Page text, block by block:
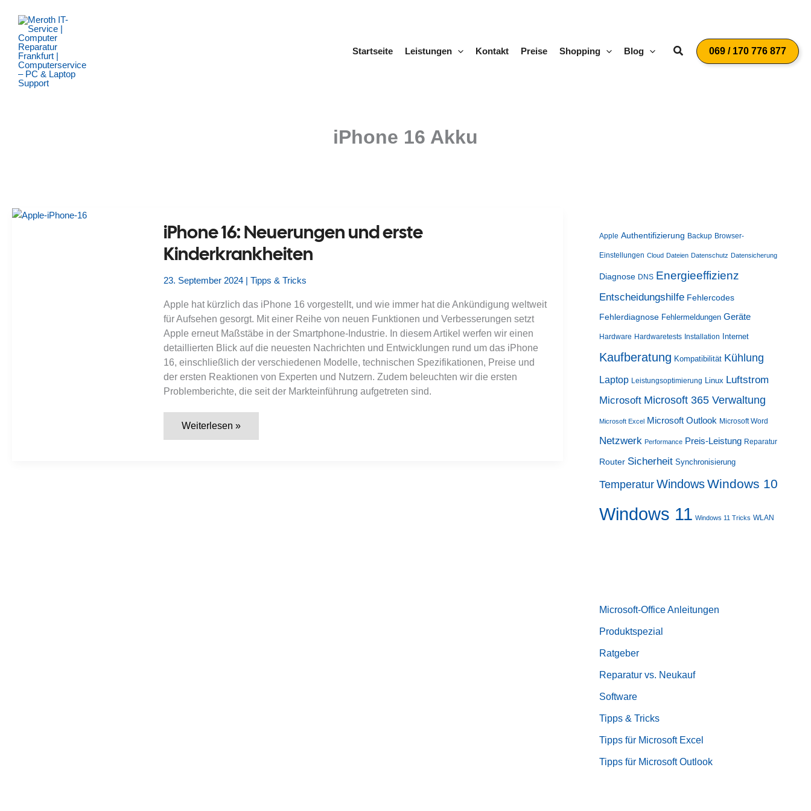
Inhalt
springen
Startseite
Leistungen Kontakt Preise Shopping Blog Suchen069 / 170 776 877
iPhone 16 Akku
iPhone 16: Neuerungen und erste
Kinderkrankheiten
23. September 2024 | Tipps & Tricks
Apple hat kürzlich das iPhone 16 vorgestellt, und wie immer hat die Ankündigung weltweit
für Aufsehen gesorgt. Mit einer Reihe von neuen Funktionen und Verbesserungen setzt
Apple erneut Maßstäbe in der Smartphone-Industrie. In diesem Artikel werfen wir einen
detaillierten Blick auf die neuesten Nachrichten und Entwicklungen rund um das iPhone
16, einschließlich der verschiedenen Modelle, technischen Spezifikationen, Preise und
der ersten Reaktionen von Experten und Nutzern. Zudem beleuchten wir die ersten
Problemberichte, die seit der Markteinführung aufgetreten sind.
iPhone
Weiterlesen »
Apple Authentifizierung Backup Browser-
Einstellungen Cloud Dateien Datenschutz Datensicherung
Diagnose DNS Energieeffizienz
Entscheidungshilfe Fehlercodes
Fehlerdiagnose Fehlermeldungen Geräte
Hardware Hardwaretests Installation Internet
Kaufberatung Kompatibilität Kühlung
Laptop Leistungsoptimierung Linux Luftstrom
Microsoft Microsoft 365 Verwaltung
Microsoft Excel Microsoft Outlook Microsoft Word
Netzwerk Performance Preis-Leistung Reparatur
Router Sicherheit Synchronisierung
Temperatur WindowsWindows 10
Windows 11 Windows 11 Tricks WLAN
Microsoft-Office Anleitungen
Produktspezial
Ratgeber
Reparatur vs. Neukauf
Software
Tipps & Tricks
Tipps für Microsoft Excel
Tipps für Microsoft Outlook